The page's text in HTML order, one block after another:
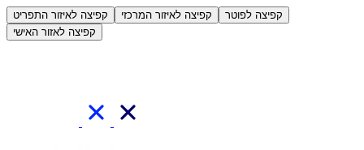
קפיצה לאיזור התפריט קפיצה לאיזור המרכזי
קפיצה לפוטר
קפיצה לאזור האישי